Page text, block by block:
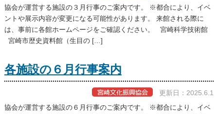
協会が運営する施設の３月行事のご案内です。 ※都合により、イベ
ントや展示内容が変更になる可能性があります。 来館される際に
は、事前に各館ホームページをご確認ください。 宮崎科学技術館
宮崎市歴史資料館（生目の […]
各施設の６月行事案内
更新日：2025.6.1
協会が運営する施設の６月行事のご案内です。 ※都合により、イベ